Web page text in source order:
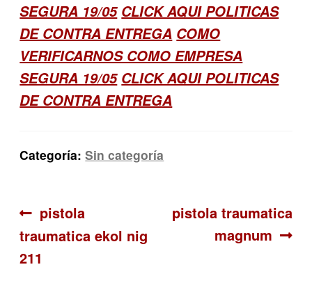
SEGURA 19/05 CLICK AQUI POLITICAS
DE CONTRA ENTREGA COMO
VERIFICARNOS COMO EMPRESA
SEGURA 19/05 CLICK AQUI POLITICAS
DE CONTRA ENTREGA
Categoría:Sin categoría
Navegación
de
Anterior:
pistola
traumatica ekol nig
211
Siguiente:
pistola traumatica
magnum